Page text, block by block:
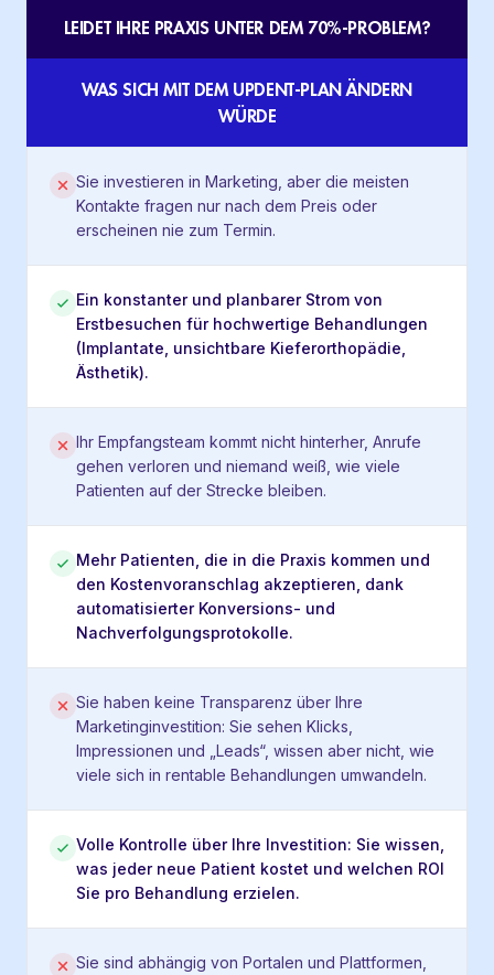
LEIDET IHRE PRAXIS UNTER DEM 70%-PROBLEM?
WAS SICH MIT DEM UPDENT-PLAN ÄNDERN
WÜRDE
Sie investieren in Marketing, aber die meisten
Kontakte fragen nur nach dem Preis oder
erscheinen nie zum Termin.
Ein konstanter und planbarer Strom von
Erstbesuchen für hochwertige Behandlungen
(Implantate, unsichtbare Kieferorthopädie,
Ästhetik).
Ihr Empfangsteam kommt nicht hinterher, Anrufe
gehen verloren und niemand weiß, wie viele
Patienten auf der Strecke bleiben.
Mehr Patienten, die in die Praxis kommen und
den Kostenvoranschlag akzeptieren, dank
automatisierter Konversions- und
Nachverfolgungsprotokolle.
Sie haben keine Transparenz über Ihre
Marketinginvestition: Sie sehen Klicks,
Impressionen und „Leads“, wissen aber nicht, wie
viele sich in rentable Behandlungen umwandeln.
Volle Kontrolle über Ihre Investition: Sie wissen,
was jeder neue Patient kostet und welchen ROI
Sie pro Behandlung erzielen.
Sie sind abhängig von Portalen und Plattformen,